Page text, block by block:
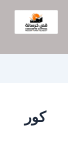
كور